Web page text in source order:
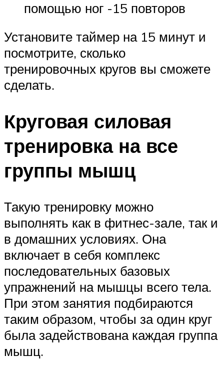
помощью ног -15 повторов
Установите таймер на 15 минут и
посмотрите, сколько
тренировочных кругов вы сможете
сделать.
Круговая силовая
тренировка на все
группы мышц
Такую тренировку можно
выполнять как в фитнес-зале, так и
в домашних условиях. Она
включает в себя комплекс
последовательных базовых
упражнений на мышцы всего тела.
При этом занятия подбираются
таким образом, чтобы за один круг
была задействована каждая группа
мышц.